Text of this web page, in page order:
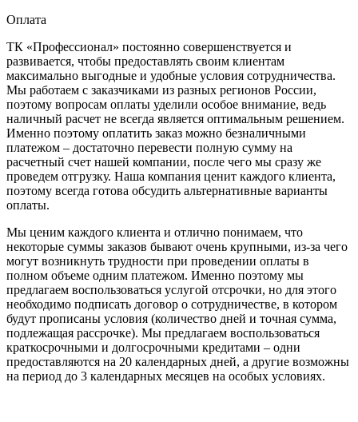
Оплата
ТК «Профессионал» постоянно совершенствуется и
развивается, чтобы предоставлять своим клиентам
максимально выгодные и удобные условия сотрудничества.
Мы работаем с заказчиками из разных регионов России,
поэтому вопросам оплаты уделили особое внимание, ведь
наличный расчет не всегда является оптимальным решением.
Именно поэтому оплатить заказ можно безналичными
платежом – достаточно перевести полную сумму на
расчетный счет нашей компании, после чего мы сразу же
проведем отгрузку. Наша компания ценит каждого клиента,
поэтому всегда готова обсудить альтернативные варианты
оплаты.
Мы ценим каждого клиента и отлично понимаем, что
некоторые суммы заказов бывают очень крупными, из-за чего
могут возникнуть трудности при проведении оплаты в
полном объеме одним платежом. Именно поэтому мы
предлагаем воспользоваться услугой отсрочки, но для этого
необходимо подписать договор о сотрудничестве, в котором
будут прописаны условия (количество дней и точная сумма,
подлежащая рассрочке). Мы предлагаем воспользоваться
краткосрочными и долгосрочными кредитами – одни
предоставляются на 20 календарных дней, а другие возможны
на период до 3 календарных месяцев на особых условиях.